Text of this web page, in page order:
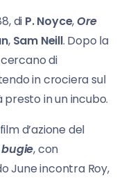
di P. Noyce,Ore
, Sam Neill. Dopo la
di
in crociera sul
presto in un incubo.
film d’azione del
, con
June incontra Roy,